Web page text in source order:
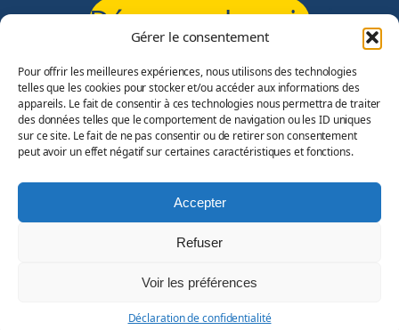
Gérer le consentement
Pour offrir les meilleures expériences, nous utilisons des technologies
telles que les cookies pour stocker et/ou accéder aux informations des
appareils. Le fait de consentir à ces technologies nous permettra de traiter
des données telles que le comportement de navigation ou les ID uniques
sur ce site. Le fait de ne pas consentir ou de retirer son consentement
peut avoir un effet négatif sur certaines caractéristiques et fonctions.
Accepter
Refuser
Voir les préférences
Déclaration de confidentialité
Démarrer le quiz
La Société de Saint-Vincent-de-Paul est une asso­cia­tion d’uti­
lité publique dont les 17 000 béné­voles tendent quoti­dien­ne­
consti­tue un dense réseau asso­cia­tif de soli­da­rité qui lutte
aussi bien contre la soli­tude que contre la pauvreté.
Facebook
LinkedIn
Instagram